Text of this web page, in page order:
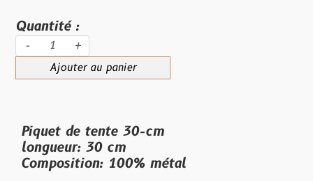
Quantité :
- +
Ajouter au panier
Piquet de tente 30-cm
longueur: 30 cm
Composition: 100% métal